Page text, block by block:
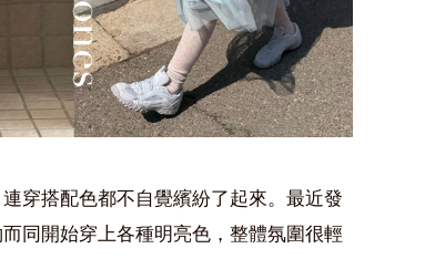
穿搭配色都不自覺繽紛了起來。最近發
同開始穿上各種明亮色，整體氛圍很輕